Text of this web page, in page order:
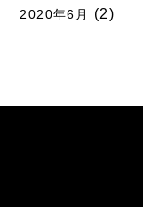
2020年6月 (2)